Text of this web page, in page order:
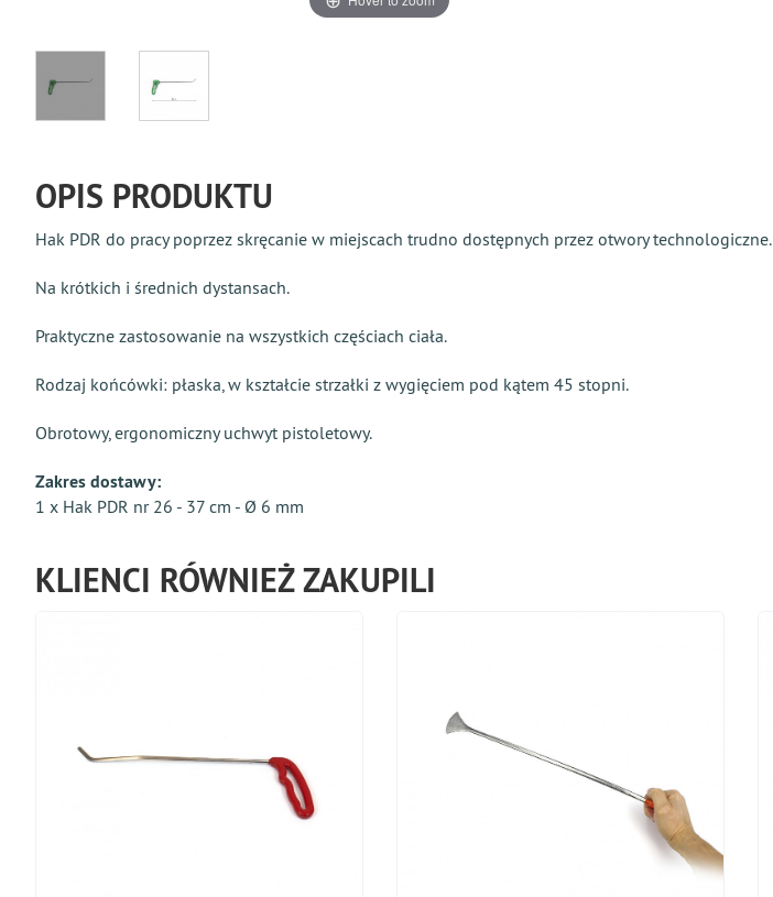
OPIS PRODUKTU
Hak PDR do pracy poprzez skręcanie w miejscach trudno dostępnych przez otwory technologiczne.
Na krótkich i średnich dystansach.
Praktyczne zastosowanie na wszystkich częściach ciała.
Rodzaj końcówki: płaska, w kształcie strzałki z wygięciem pod kątem 45 stopni.
Obrotowy, ergonomiczny uchwyt pistoletowy.
Zakres dostawy:
1 x Hak PDR nr 26 - 37 cm - Ø 6 mm
KLIENCI RÓWNIEŻ ZAKUPILI